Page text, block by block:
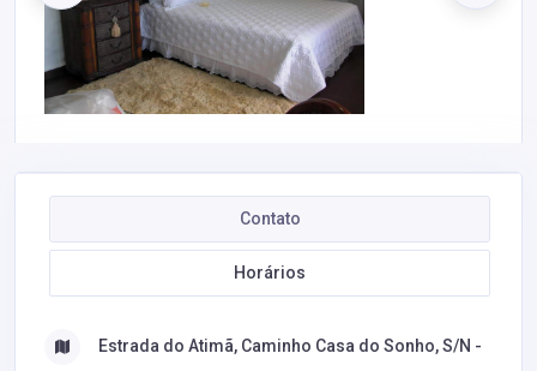
Contato
Horários
Estrada do Atimã, Caminho Casa do Sonho, S/N -